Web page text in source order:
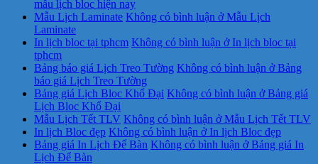
mẫu lịch bloc hiện nay
Mẫu Lịch Laminate Không có bình luận ở Mẫu Lịch
Laminate
In lịch bloc tại tphcm Không có bình luận ở In lịch bloc tại
tphcm
Bảng báo giá Lịch Treo Tường Không có bình luận ở Bảng
báo giá Lịch Treo Tường
Bảng giá Lịch Bloc Khổ Đại Không có bình luận ở Bảng giá
Lịch Bloc Khổ Đại
Mẫu Lịch Tết TLV Không có bình luận ở Mẫu Lịch Tết TLV
In lịch Bloc đẹp Không có bình luận ở In lịch Bloc đẹp
Bảng giá In Lịch Để Bàn Không có bình luận ở Bảng giá In
Lịch Để Bàn